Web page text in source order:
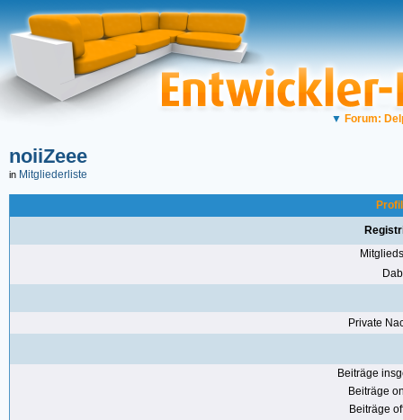
▼ Forum:
noiiZeee
in Mitgliederliste
Private
Beiträge
Beiträge
Beiträge